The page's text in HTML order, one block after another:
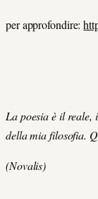
per approfondire:
La poesia è il reale,
della mia filosofia.
(Novalis)